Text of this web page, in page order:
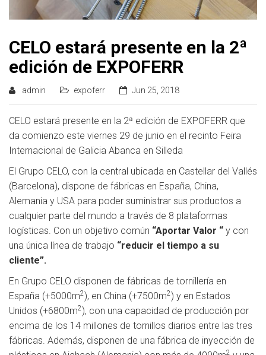
CELO estará presente en la 2ª
edición de EXPOFERR
admin expoferr Jun 25, 2018
CELO estará presente en la 2ª edición de EXPOFERR que
da comienzo este viernes 29 de junio en el recinto Feira
Internacional de Galicia Abanca en Silleda
El Grupo CELO, con la central ubicada en Castellar del Vallés
(Barcelona), dispone de fábricas en España, China,
Alemania y USA para poder suministrar sus productos a
cualquier parte del mundo a través de 8 plataformas
logísticas. Con un objetivo común “Aportar Valor “ y con
una única línea de trabajo “reducir el tiempo a su
cliente”.
En Grupo CELO disponen de fábricas de tornillería en
España (+5000m2), en China (+7500m2) y en Estados
Unidos (+6800m2), con una capacidad de producción por
encima de los 14 millones de tornillos diarios entre las tres
fábricas. Además, disponen de una fábrica de inyección de
2